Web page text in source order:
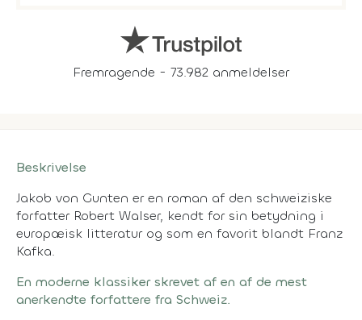
Fremragende - 73.982 anmeldelser
Beskrivelse
Jakob von Gunten er en roman af den schweiziske
forfatter Robert Walser, kendt for sin betydning i
europæisk litteratur og som en favorit blandt Franz
Kafka.
En moderne klassiker skrevet af en af de mest
anerkendte forfattere fra Schweiz.